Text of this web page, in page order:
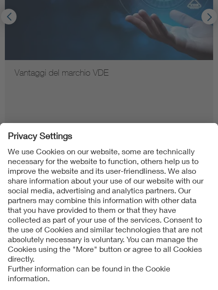
Vantaggi del marchio VDE
Follow us on
Imprint + Liability